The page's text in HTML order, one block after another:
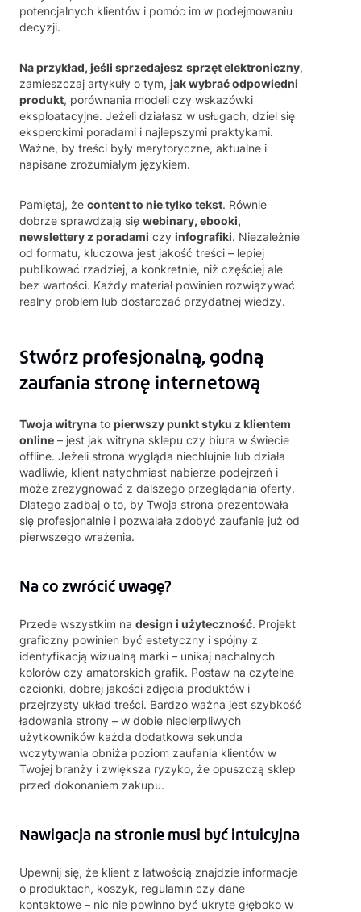
potencjalnych klientów i pomóc im w podejmowaniu
decyzji.
Na przykład, jeśli sprzedajesz sprzęt elektroniczny,
zamieszczaj artykuły o tym, jak wybrać odpowiedni
produkt, porównania modeli czy wskazówki
eksploatacyjne. Jeżeli działasz w usługach, dziel się
eksperckimi poradami i najlepszymi praktykami.
Ważne, by treści były merytoryczne, aktualne i
napisane zrozumiałym językiem.
Pamiętaj, że content to nie tylko tekst. Równie
dobrze sprawdzają się webinary, ebooki,
newslettery z poradami czy infografiki. Niezależnie
od formatu, kluczowa jest jakość treści – lepiej
publikować rzadziej, a konkretnie, niż częściej ale
bez wartości. Każdy materiał powinien rozwiązywać
realny problem lub dostarczać przydatnej wiedzy.
Stwórz profesjonalną, godną
zaufania stronę internetową
Twoja witryna to pierwszy punkt styku z klientem
online – jest jak witryna sklepu czy biura w świecie
offline. Jeżeli strona wygląda niechlujnie lub działa
wadliwie, klient natychmiast nabierze podejrzeń i
może zrezygnować z dalszego przeglądania oferty.
Dlatego zadbaj o to, by Twoja strona prezentowała
się profesjonalnie i pozwalała zdobyć zaufanie już od
pierwszego wrażenia.
Na co zwrócić uwagę?
Przede wszystkim na design i użyteczność. Projekt
graficzny powinien być estetyczny i spójny z
identyfikacją wizualną marki – unikaj nachalnych
kolorów czy amatorskich grafik. Postaw na czytelne
czcionki, dobrej jakości zdjęcia produktów i
przejrzysty układ treści. Bardzo ważna jest szybkość
ładowania strony – w dobie niecierpliwych
użytkowników każda dodatkowa sekunda
wczytywania obniża poziom zaufania klientów w
Twojej branży i zwiększa ryzyko, że opuszczą sklep
przed dokonaniem zakupu.
Nawigacja na stronie musi być intuicyjna
Upewnij się, że klient z łatwością znajdzie informacje
o produktach, koszyk, regulamin czy dane
kontaktowe – nic nie powinno być ukryte głęboko w